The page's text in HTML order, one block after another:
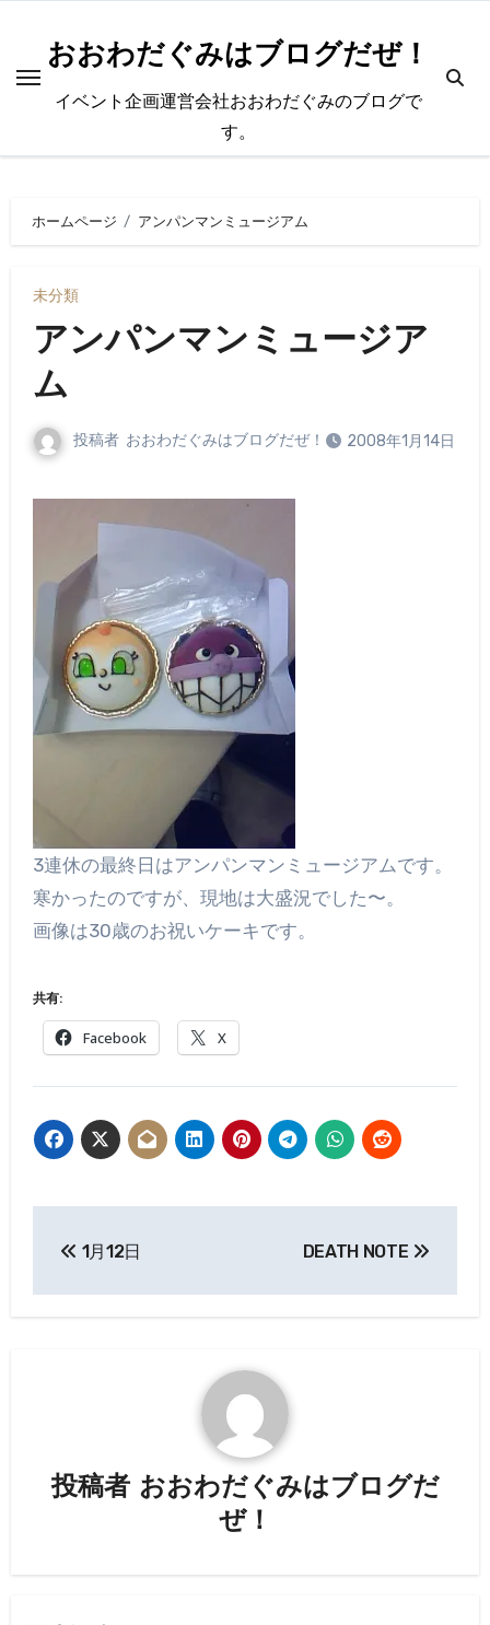
おおわだぐみはブログだぜ！
イベント企画運営会社おおわだぐみのブログで
す。
ホームページ アンパンマンミュージアム
未分類
アンパンマンミュージア
ム
投稿者 おおわだぐみはブログだぜ！ 2008年1月14日
3連休の最終日はアンパンマンミュージアムです。
寒かったのですが、現地は大盛況でした〜。
画像は30歳のお祝いケーキです。
共有:
Facebook X
シ
1月12日 DEATH NOTE
投稿者 おおわだぐみはブログだ
ぜ！